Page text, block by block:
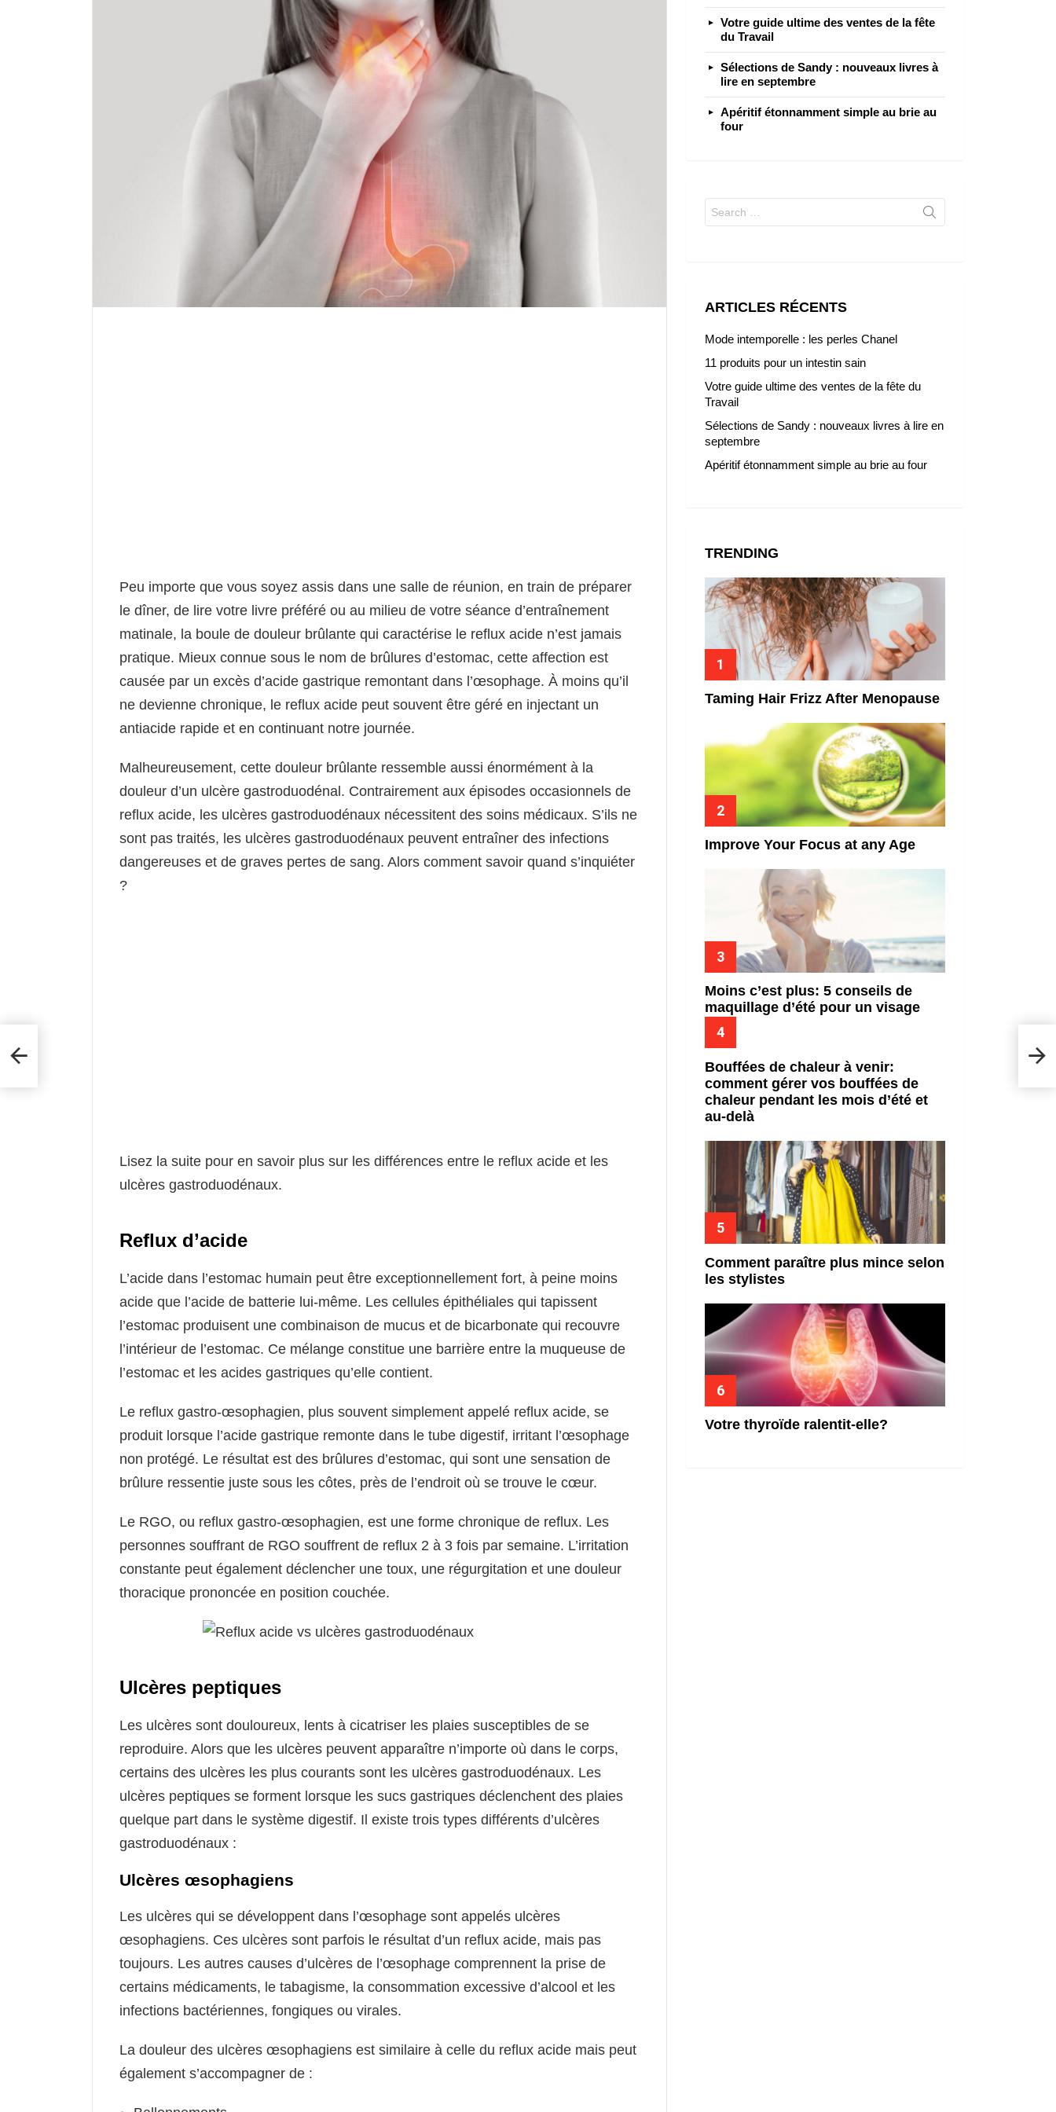
Peu importe que vous soyez assis dans une salle de réunion, en train de préparer
le dîner, de lire votre livre préféré ou au milieu de votre séance d’entraînement
matinale, la boule de douleur brûlante qui caractérise le reflux acide n’est jamais
pratique. Mieux connue sous le nom de brûlures d’estomac, cette affection est
causée par un excès d’acide gastrique remontant dans l’œsophage. À moins qu’il
ne devienne chronique, le reflux acide peut souvent être géré en injectant un
antiacide rapide et en continuant notre journée.
Malheureusement, cette douleur brûlante ressemble aussi énormément à la
douleur d’un ulcère gastroduodénal. Contrairement aux épisodes occasionnels de
reflux acide, les ulcères gastroduodénaux nécessitent des soins médicaux. S’ils ne
sont pas traités, les ulcères gastroduodénaux peuvent entraîner des infections
dangereuses et de graves pertes de sang. Alors comment savoir quand s’inquiéter
?
Lisez la suite pour en savoir plus sur les différences entre le reflux acide et les
ulcères gastroduodénaux.
Reflux d’acide
L’acide dans l’estomac humain peut être exceptionnellement fort, à peine moins
acide que l’acide de batterie lui-même. Les cellules épithéliales qui tapissent
l’estomac produisent une combinaison de mucus et de bicarbonate qui recouvre
l’intérieur de l’estomac. Ce mélange constitue une barrière entre la muqueuse de
l’estomac et les acides gastriques qu’elle contient.
Le reflux gastro-œsophagien, plus souvent simplement appelé reflux acide, se
produit lorsque l’acide gastrique remonte dans le tube digestif, irritant l’œsophage
non protégé. Le résultat est des brûlures d’estomac, qui sont une sensation de
brûlure ressentie juste sous les côtes, près de l’endroit où se trouve le cœur.
Le RGO, ou reflux gastro-œsophagien, est une forme chronique de reflux. Les
personnes souffrant de RGO souffrent de reflux 2 à 3 fois par semaine. L’irritation
constante peut également déclencher une toux, une régurgitation et une douleur
thoracique prononcée en position couchée.
Ulcères peptiques
Les ulcères sont douloureux, lents à cicatriser les plaies susceptibles de se
reproduire. Alors que les ulcères peuvent apparaître n’importe où dans le corps,
certains des ulcères les plus courants sont les ulcères gastroduodénaux. Les
ulcères peptiques se forment lorsque les sucs gastriques déclenchent des plaies
quelque part dans le système digestif. Il existe trois types différents d’ulcères
gastroduodénaux :
Ulcères œsophagiens
Les ulcères qui se développent dans l’œsophage sont appelés ulcères
œsophagiens. Ces ulcères sont parfois le résultat d’un reflux acide, mais pas
toujours. Les autres causes d’ulcères de l’œsophage comprennent la prise de
certains médicaments, le tabagisme, la consommation excessive d’alcool et les
infections bactériennes, fongiques ou virales.
La douleur des ulcères œsophagiens est similaire à celle du reflux acide mais peut
également s’accompagner de :
5
Votre guide ultime des ventes de la fête
du Travail
Sélections de Sandy : nouveaux livres à
lire en septembre
Apéritif étonnamment simple au brie au
four
for:
ARTICLES RÉCENTS
Mode intemporelle : les perles Chanel
11 produits pour un intestin sain
Votre guide ultime des ventes de la fête du
Travail
Sélections de Sandy : nouveaux livres à lire en
septembre
Apéritif étonnamment simple au brie au four
TRENDING
Taming Hair Frizz After Menopause
Improve Your Focus at any Age
Moins c’est plus: 5 conseils de
maquillage d’été pour un visage
frais
Bouffées de chaleur à venir:
comment gérer vos bouffées de
chaleur pendant les mois d’été et
au-delà
Comment paraître plus mince selon
les stylistes
Votre thyroïde ralentit-elle?